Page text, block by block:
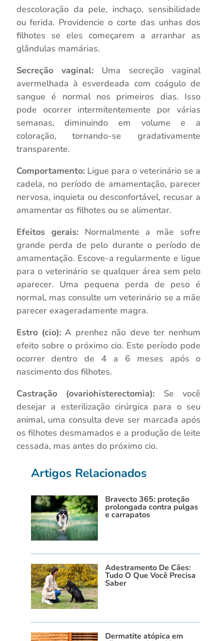
descoloração da pele, inchaço, sensibilidade
ou ferida. Providencie o corte das unhas dos
filhotes se eles começarem a arranhar as
glândulas mamárias.
Secreção vaginal:Uma secreção vaginal
avermelhada à esverdeada com coágulo de
sangue é normal nos primeiros dias. Isso
pode ocorrer intermitentemente por várias
semanas, diminuindo em volume e a
coloração, tornando-se gradativamente
transparente.
Comportamento:Ligue para o veterinário se a
cadela, no período de amamentação, parecer
nervosa, inquieta ou desconfortável, recusar a
amamentar os filhotes ou se alimentar.
Efeitos gerais:Normalmente a mãe sofre
grande perda de pelo durante o período de
amamentação. Escove-a regularmente e ligue
para o veterinário se qualquer área sem pelo
aparecer. Uma pequena perda de peso é
normal, mas consulte um veterinário se a mãe
parecer exageradamente magra.
Estro (cio): A prenhez não deve ter nenhum
efeito sobre o próximo cio. Este período pode
ocorrer dentro de 4 a 6 meses após o
nascimento dos filhotes.
Castração (ovariohisterectomia): Se você
desejar a esterilização cirúrgica para o seu
animal, uma consulta deve ser marcada após
os filhotes desmamados e a produção de leite
cessada, mas antes do próximo cio.
Artigos Relacionados
Bravecto 365: proteção
prolongada contra pulgas
e carrapatos
Adestramento De Cães:
Tudo O Que Você Precisa
Saber
Dermatite atópica em